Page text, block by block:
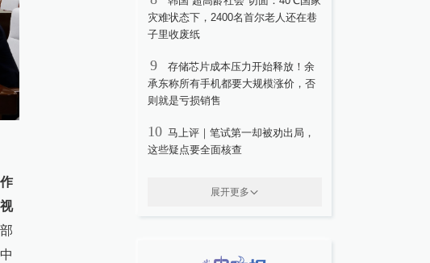
灾难状态下，2400名首尔老人还在巷
子里收废纸
9
存储芯片成本压力开始释放！余
承东称所有手机都要大规模涨价，否
则就是亏损销售
10 马上评｜笔试第一却被劝出局，
这些疑点要全面核查
展开更多